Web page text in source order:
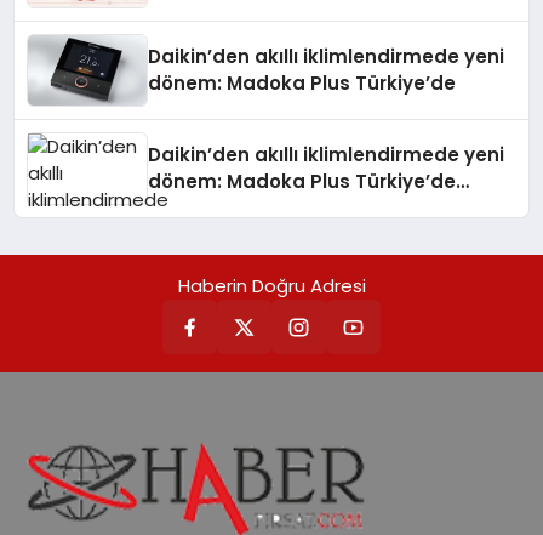
Daikin’den akıllı iklimlendirmede yeni
dönem: Madoka Plus Türkiye’de
Daikin’den akıllı iklimlendirmede yeni
dönem: Madoka Plus Türkiye’de
Daikin’in kullanıcı dostu tasarımıyla
teknolojilerle donatılmış son modeli
VRV kontrol ünitesi Madoka Plus
Türkiye’de satışa sunuldu. Tam
dokunmatik ekranı, mobil uygulama
desteği ve akıllı sensör entegrasyonu
verimli hale getiriyor. Enerji
verimliliğini artırırken modern yaşam
alanlarında teknolojiyi estetik ile bulu
Haberin Doğru Adresi